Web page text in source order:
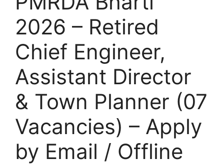
2026 – Retired
Chief Engineer,
Assistant Director
& Town Planner (07
Vacancies) – Apply
by Email / Offline